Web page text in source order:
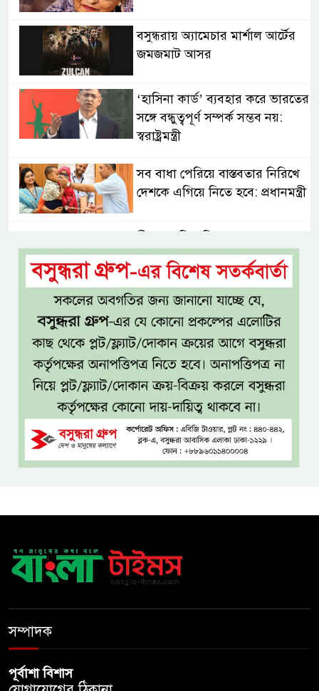
বসুন্ধরায় অ্যামেচার মার্শাল আর্টের
জমজমাট আসর
‘হাসিনা কার্ড’ ব্যবহার করে ভারতের
সঙ্গে বন্ধুত্বপূর্ণ সম্পর্ক সম্ভব নয়:
স্বরাষ্ট্রমন্ত্রী
সব বাধা পেরিয়ে বাস্তবতার নিরিখে
দেশকে এগিয়ে নিতে হবে: প্রধানমন্ত্রী
সোবহান আনভীর
সেবার মানসিকতা ছাড়া
চিকিৎসাব্যবস্থার মানোন্নয়ন সম্ভব
নয়: প্রধানমন্ত্রী
বিদ্যুৎ-জ্বালানি নিয়ে অস্থিতিশীলতা
সৃষ্টিতে সক্রিয় চক্র: প্রধানমন্ত্রী
তনু হত্যা মামলায় সাবেক
সেনাসদস্য হাফিজুর রহমানকে
হাসিনাকে ঘিরে ঢাকা-দিল্লি সম্পর্কে
মজুদদারির বিরুদ্ধে বিশেষ ক্ষমতা
সম্পাদক
পূর্বাশা বিশাস